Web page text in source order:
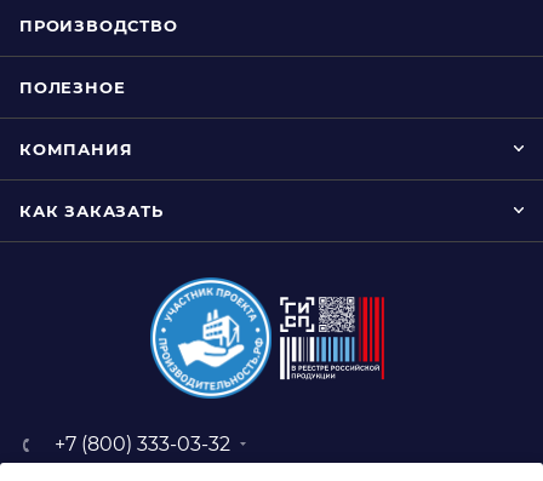
ПРОИЗВОДСТВО
ПОЛЕЗНОЕ
КОМПАНИЯ
КАК ЗАКАЗАТЬ
+7 (800) 333-03-32